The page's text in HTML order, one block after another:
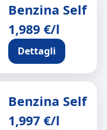
Benzina Self
1,989 €/l
Dettagli
Benzina Self
1,997 €/l